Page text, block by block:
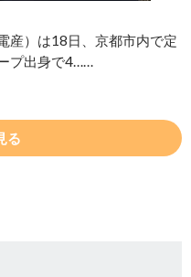
産）は18日、京都市内で定
プ出身で4……
る